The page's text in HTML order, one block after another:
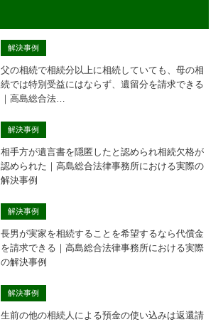
解決事例
父の相続で相続分以上に相続していても、母の相
続では特別受益にはならず、遺留分を請求できる
｜高島総合法…
解決事例
相手方が遺言書を隠匿したと認められ相続欠格が
認められた｜高島総合法律事務所における実際の
解決事例
解決事例
長男が実家を相続することを希望するなら代償金
を請求できる｜高島総合法律事務所における実際
の解決事例
解決事例
生前の他の相続人による預金の使い込みは返還請